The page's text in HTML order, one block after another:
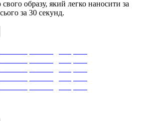
образу, який легко наносити за
за 30 секунд.